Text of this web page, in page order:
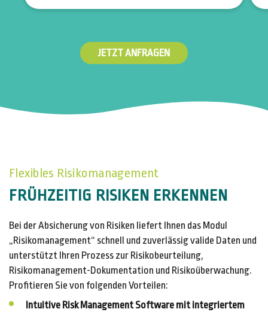
JETZT ANFRAGEN
Flexibles Risikomanagement
FRÜHZEITIG RISIKEN ERKENNEN
Bei der Absicherung von Risiken liefert Ihnen das Modul
„Risikomanagement“ schnell und zuverlässig valide Daten und
unterstützt Ihren Prozess zur Risikobeurteilung,
Risikomanagement-Dokumentation und Risikoüberwachung.
Profitieren Sie von folgenden Vorteilen:
Intuitive Risk Management Software mit integriertem